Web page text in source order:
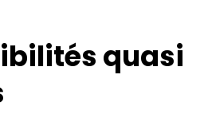
quasi